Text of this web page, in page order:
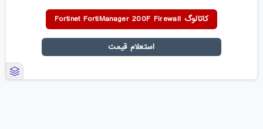
کاتالوگ Fortinet FortiManager 200F Firewall
استعلام قیمت